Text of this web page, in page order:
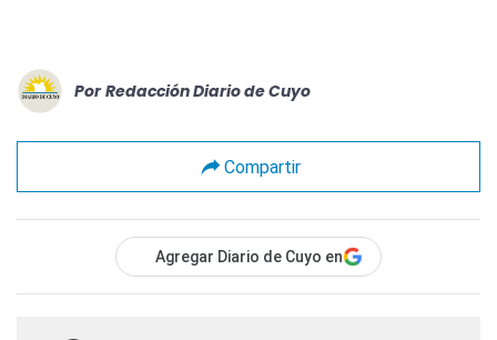
Por Redacción Diario de Cuyo
Compartir
Agregar Diario de Cuyo en